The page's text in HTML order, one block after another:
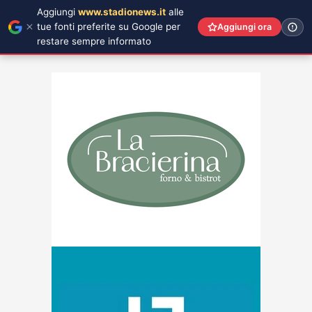
Aggiungi www.stadionews.it alle
tue fonti preferite su Google per
restare sempre informato
Aggiungi ora